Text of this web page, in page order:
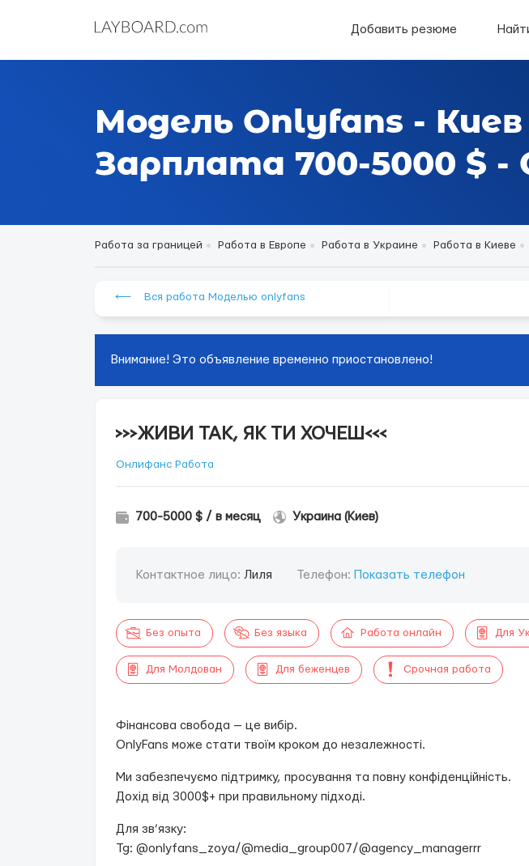
Добавить резюме
Модель Onlyfans - Киев
Зарплата 700-5000 $ -
Работа за границей Работа в Европе Работа в Украине Работа в Киеве
⟵ Вся работа Моделью onlyfans
Внимание! Это объявление временно приостановлено!
>>>ЖИВИ ТАК, ЯК ТИ ХОЧЕШ<<<
Онлифанс Работа
700-5000 $ / в месяц Украина (Киев)
Контактное лицо: Лиля Телефон: Показать телефон
Без опыта Без языка Работа онлайн Для
Для Молдован Для беженцев Срочная работа
Фінансова свобода — це вибір.
OnlyFans може стати твоїм кроком до незалежності.
Ми забезпечуємо підтримку, просування та повну конфіденційність.
Дохід від 3000$+ при правильному підході.
Для зв’язку:
Tg: @onlyfans_zoya/@media_group007/@agency_managerrr